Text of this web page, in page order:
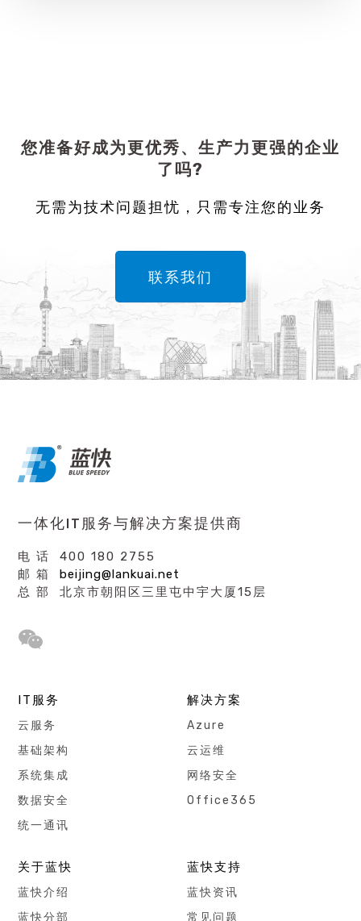
您准备好成为更优秀、生产力更强的企业
了吗?
无需为技术问题担忧，只需专注您的业务
联系我们
一体化IT服务与解决方案提供商
电 话 400 180 2755
邮 箱 beijing@lankuai.net
总 部 北京市朝阳区三里屯中宇大厦15层
IT服务
云服务
基础架构
系统集成
数据安全
统一通讯
解决方案
Azure
云运维
网络安全
Office365
关于蓝快
蓝快介绍
蓝快分部
蓝快支持
蓝快资讯
常见问题